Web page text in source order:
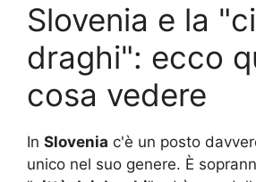
Slovenia e la
draghi": ecco
cosa vedere
In Slovenia c'è un posto
unico nel suo genere. È